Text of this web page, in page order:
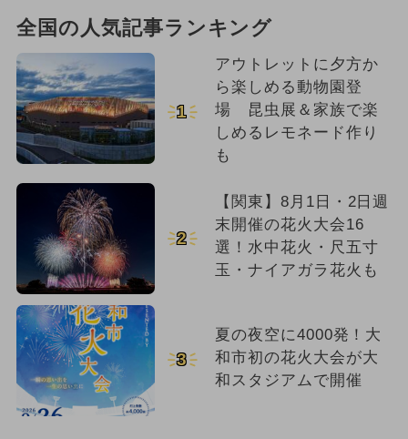
全国の人気記事ランキング
1
アウトレットに夕方か
ら楽しめる動物園登
場 昆虫展＆家族で楽
しめるレモネード作り
も
2
【関東】8月1日・2日週
末開催の花火大会16
選！水中花火・尺五寸
玉・ナイアガラ花火も
3
夏の夜空に4000発！大
和市初の花火大会が大
和スタジアムで開催